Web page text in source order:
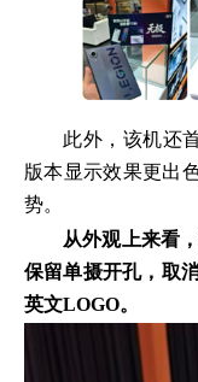
此外，该机还
版本显示效果更出
势。
从外观上来看
保留单摄开孔，取
英文LOGO。